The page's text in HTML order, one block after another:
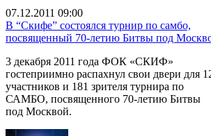
07.12.2011 09:00
В “Скифе” состоялся турнир по самбо,
посвященный 70-летию Битвы под
3 декабря 2011 года ФОК «СКИФ»
гостеприимно распахнул свои двери для
участников и 181 зрителя турнира по
САМБО, посвященного 70-летию Битвы
под Москвой.